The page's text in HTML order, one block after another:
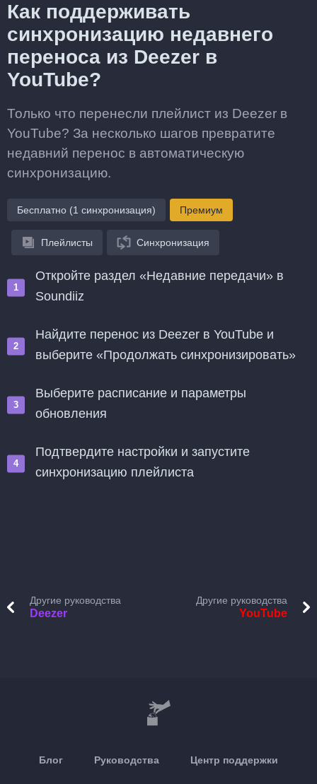
Как поддерживать
синхронизацию недавнего
переноса из Deezer в
YouTube?
Только что перенесли плейлист из Deezer в
YouTube? За несколько шагов превратите
недавний перенос в автоматическую
синхронизацию.
Бесплатно (1 синхронизация) Премиум
Плейлисты Синхронизация
Откройте раздел «Недавние передачи» в
Soundiiz
Найдите перенос из Deezer в YouTube и
выберите «Продолжать синхронизировать»
Выберите расписание и параметры
обновления
Подтвердите настройки и запустите
синхронизацию плейлиста
Другие руководства
Deezer
Другие руководства
YouTube
Блог Руководства Центр поддержки